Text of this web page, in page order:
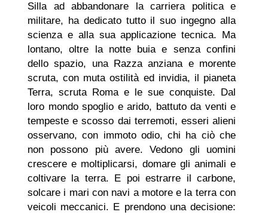
Silla ad abbandonare la carriera politica e
militare, ha dedicato tutto il suo ingegno alla
scienza e alla sua applicazione tecnica. Ma
lontano, oltre la notte buia e senza confini
dello spazio, una Razza anziana e morente
scruta, con muta ostilità ed invidia, il pianeta
Terra, scruta Roma e le sue conquiste. Dal
loro mondo spoglio e arido, battuto da venti e
tempeste e scosso dai terremoti, esseri alieni
osservano, con immoto odio, chi ha ciò che
non possono più avere. Vedono gli uomini
crescere e moltiplicarsi, domare gli animali e
coltivare la terra. E poi estrarre il carbone,
solcare i mari con navi a motore e la terra con
veicoli meccanici. E prendono una decisione: